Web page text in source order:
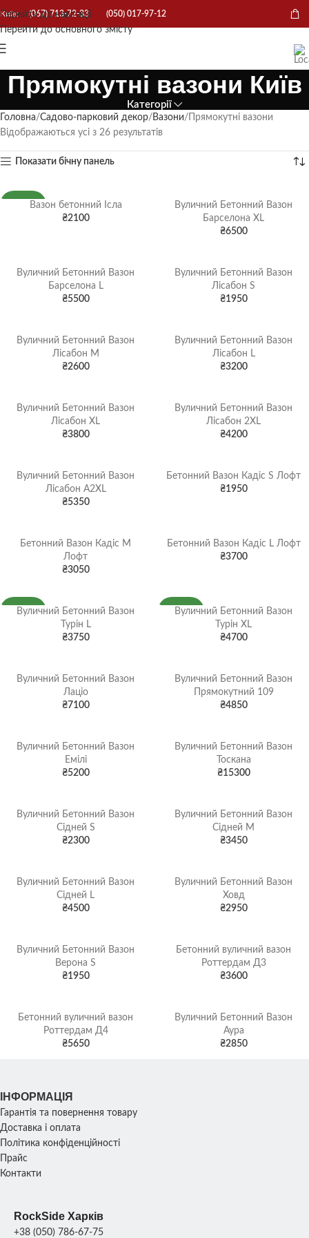
Перейти до навігації
Перейти до основного змісту
Київ: (067) 713-72-33 (050) 017-97-12
Прямокутні вазони Київ
Категорії
Головна Садово-парковий декор Вазони
Прямокутні вазони
Відображаються усі з 26 результатів
Показати бічну панель
НОВИНКАВазон бетонний Ісла
₴2100
Вуличний Бетонний Вазон
Барселона XL
₴6500
Вуличний Бетонний Вазон
Барселона L
₴5500
Вуличний Бетонний Вазон
Лісабон S
₴1950
Вуличний Бетонний Вазон
Лісабон M
₴2600
Вуличний Бетонний Вазон
Лісабон L
₴3200
Вуличний Бетонний Вазон
Лісабон XL
₴3800
Вуличний Бетонний Вазон
Лісабон 2XL
₴4200
Вуличний Бетонний Вазон
Лісабон A2XL
₴5350
Бетонний Вазон Кадіс S Лофт
₴1950
Бетонний Вазон Кадіс M
Лофт
₴3050
Бетонний Вазон Кадіс L Лофт
₴3700
НОВИНКА
Вуличний Бетонний Вазон
Турін L
₴3750
НОВИНКА
Вуличний Бетонний Вазон
Турін XL
₴4700
Вуличний Бетонний Вазон
Лаціо
₴7100
Вуличний Бетонний Вазон
Прямокутний 109
₴4850
Вуличний Бетонний Вазон
Емілі
₴5200
Вуличний Бетонний Вазон
Тоскана
₴15300
Вуличний Бетонний Вазон
Сідней S
₴2300
Вуличний Бетонний Вазон
Сідней М
₴3450
Вуличний Бетонний Вазон
Сідней L
₴4500
Вуличний Бетонний Вазон
Ховд
₴2950
Вуличний Бетонний Вазон
Верона S
₴1950
Бетонний вуличний вазон
Роттердам Д3
₴3600
Бетонний вуличний вазон
Роттердам Д4
₴5650
Вуличний Бетонний Вазон
Аура
₴2850
ІНФОРМАЦІЯ
Гарантія та повернення товару
Доставка і оплата
Політика конфіденційності
Прайс
Контакти
RockSide Харків
+38 (050) 786-67-75